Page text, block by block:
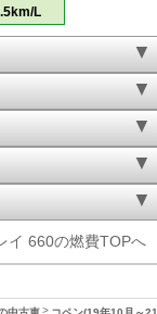
L
イ 660の燃費TOPへ